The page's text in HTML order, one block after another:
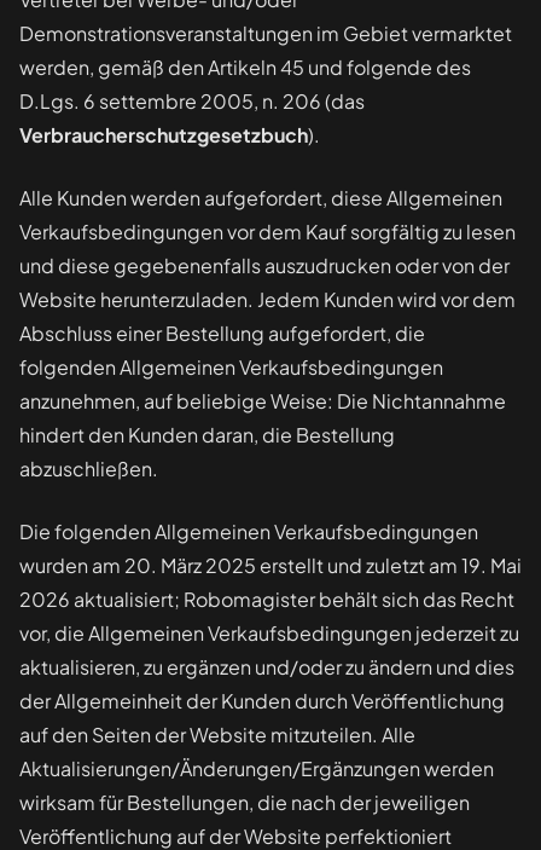
Demonstrationsveranstaltungen im Gebiet vermarktet
werden, gemäß den Artikeln 45 und folgende des
D.Lgs. 6 settembre 2005, n. 206 (das
Verbraucherschutzgesetzbuch).
Alle Kunden werden aufgefordert, diese Allgemeinen
Verkaufsbedingungen vor dem Kauf sorgfältig zu lesen
und diese gegebenenfalls auszudrucken oder von der
Website herunterzuladen. Jedem Kunden wird vor dem
Abschluss einer Bestellung aufgefordert, die
folgenden Allgemeinen Verkaufsbedingungen
anzunehmen, auf beliebige Weise: Die Nichtannahme
hindert den Kunden daran, die Bestellung
abzuschließen.
Die folgenden Allgemeinen Verkaufsbedingungen
wurden am 20. März 2025 erstellt und zuletzt am 19. Mai
2026 aktualisiert; Robomagister behält sich das Recht
vor, die Allgemeinen Verkaufsbedingungen jederzeit zu
aktualisieren, zu ergänzen und/oder zu ändern und dies
der Allgemeinheit der Kunden durch Veröffentlichung
auf den Seiten der Website mitzuteilen. Alle
Aktualisierungen/Änderungen/Ergänzungen werden
wirksam für Bestellungen, die nach der jeweiligen
Veröffentlichung auf der Website perfektioniert